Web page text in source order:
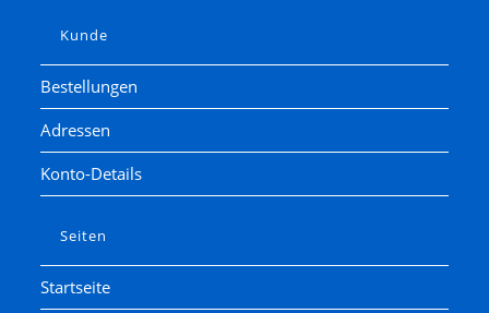
Kunde
Bestellungen
Adressen
Konto-Details
Seiten
Startseite